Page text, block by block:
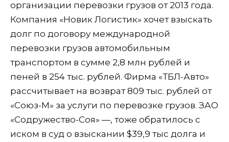
организации перевозки грузов от 2013 года.
Компания «Новик Логистик» хочет взыскать
долг по договору международной
перевозки грузов автомобильным
транспортом в сумме 2,8 млн рублей и
пеней в 254 тыс. рублей. Фирма «ТБЛ-Авто»
рассчитывает на возврат 809 тыс. рублей от
«Союз-М» за услуги по перевозке грузов. ЗАО
«Содружество-Соя» —, тоже обратилось с
иском в суд о взыскании $39,9 тыс долга и